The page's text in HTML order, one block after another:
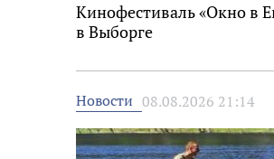
Кинофестиваль «Окно в
в Выборге
Новости 08.08.2026 21:14